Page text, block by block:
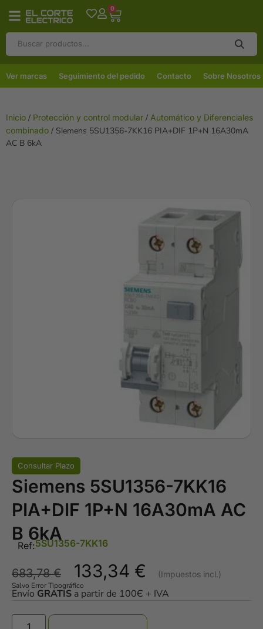
0
Ver marcas Seguimiento del pedido Contacto Sobre Nosotros
Inicio / Protección y control modular / Automático y Diferenciales
combinado / Siemens 5SU1356-7KK16 PIA+DIF 1P+N 16A30mA
AC B 6kA
Consultar Plazo
Siemens 5SU1356-7KK16
PIA+DIF 1P+N 16A30mA AC
B 6kA
Ref:5SU1356-7KK16
683,78€ 133,34 €
Salvo Error Tipográfico
Envío GRATIS a partir de 100Є + IVA